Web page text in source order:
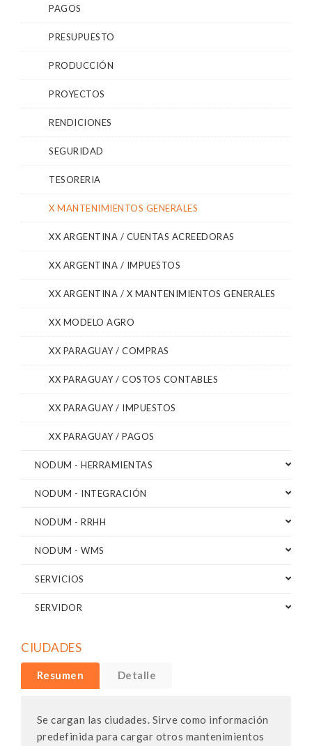
PAGOS
PRESUPUESTO
PRODUCCIÓN
PROYECTOS
RENDICIONES
SEGURIDAD
TESORERIA
X MANTENIMIENTOS GENERALES
XX ARGENTINA / CUENTAS ACREEDORAS
XX ARGENTINA / IMPUESTOS
XX ARGENTINA / X MANTENIMIENTOS GENERALES
XX MODELO AGRO
XX PARAGUAY / COMPRAS
XX PARAGUAY / COSTOS CONTABLES
XX PARAGUAY / IMPUESTOS
XX PARAGUAY / PAGOS
NODUM - HERRAMIENTAS
NODUM - INTEGRACIÓN
NODUM - RRHH
NODUM - WMS
SERVICIOS
SERVIDOR
CIUDADES
Resumen Detalle
Se cargan las ciudades. Sirve como información
predefinida para cargar otros mantenimientos